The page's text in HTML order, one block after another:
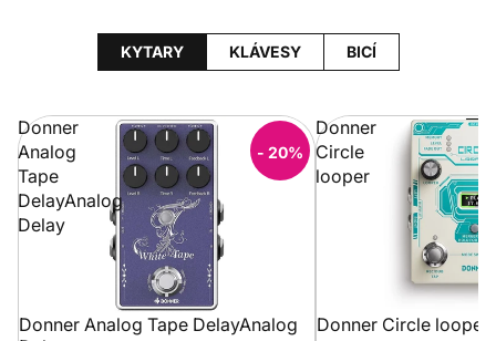
KYTARY KLÁVESY BICÍ
Donner
Analog
Tape
DelayAnalog
Delay
- 20%
Donner Analog Tape DelayAnalog
Donner
Circle
looper
Donner Circle looper